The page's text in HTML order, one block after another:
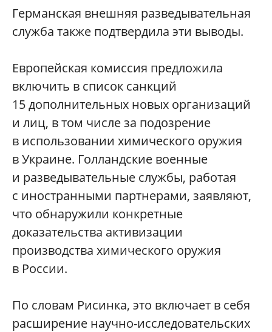
Германская внешняя разведывательная
служба также подтвердила эти выводы.
Европейская комиссия предложила
включить в список санкций
15 дополнительных новых организаций
и лиц, в том числе за подозрение
в использовании химического оружия
в Украине. Голландские военные
и разведывательные службы, работая
с иностранными партнерами, заявляют,
что обнаружили конкретные
доказательства активизации
производства химического оружия
в России.
По словам Рисинка, это включает в себя
расширение научно-исследовательских